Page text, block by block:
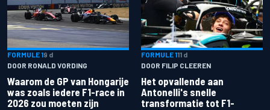
FORMULE 19 d
DOOR RONALD VORDING
Waarom de GP van Hongarije
was zoals iedere F1-race in
2026 zou moeten zijn
FORMULE 111 d
DOOR FILIP CLEEREN
Het opvallende aan
Antonelli's snelle
transformatie tot F1-